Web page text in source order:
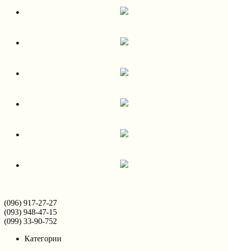
(096) 917-27-27
(093) 948-47-15
(099) 33-90-752
Категории